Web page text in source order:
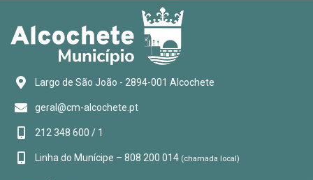
Largo de São João - 2894-001 Alcochete
geral@cm-alcochete.pt
212 348 600 / 1
Linha do Munícipe – 808 200 014 (chamada local)